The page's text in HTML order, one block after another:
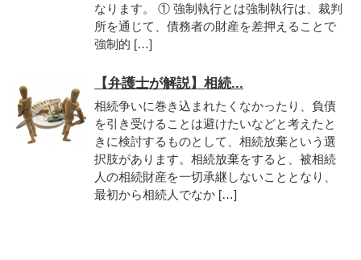
なります。 ① 強制執行とは強制執行は、裁判
所を通じて、債務者の財産を差押えることで
強制的 […]
【弁護士が解説】相続...
相続争いに巻き込まれたくなかったり、負債
を引き受けることは避けたいなどと考えたと
きに検討するものとして、相続放棄という選
択肢があります。相続放棄をすると、被相続
人の相続財産を一切承継しないこととなり、
最初から相続人でなか […]